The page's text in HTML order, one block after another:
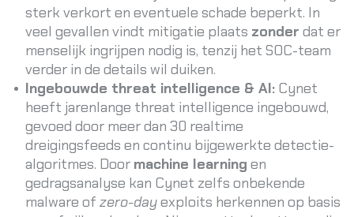
sterk verkort en eventuele schade beperkt. In
veel gevallen vindt mitigatie plaats zonder dat er
menselijk ingrijpen nodig is, tenzij het SOC-team
verder in de details wil duiken.
Ingebouwde threat intelligence & AI: Cynet
heeft jarenlange threat intelligence ingebouwd,
gevoed door meer dan 30 realtime
dreigingsfeeds en continu bijgewerkte detectie-
algoritmes. Door machine learning en
gedragsanalyse kan Cynet zelfs onbekende
malware of zero-dayexploits herkennen op basis